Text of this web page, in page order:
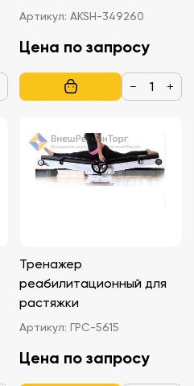
возможностью массажа
Артикул: AKSH-349260
Цена по запросу
− +
Тренажер
реабилитационный для
растяжки
Артикул: ГРС-5615
Цена по запросу